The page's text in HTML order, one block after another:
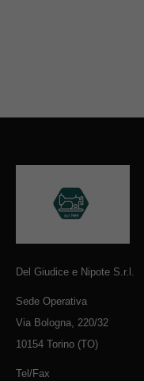
Del Giudice e Nipote S.r.l.
Sede Operativa
Via Bologna, 220/32
10154 Torino (TO)
Tel/Fax